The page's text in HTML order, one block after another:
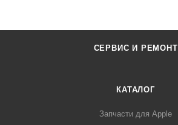
СЕРВИС И РЕМОНТ
КАТАЛОГ
Запчасти для Apple